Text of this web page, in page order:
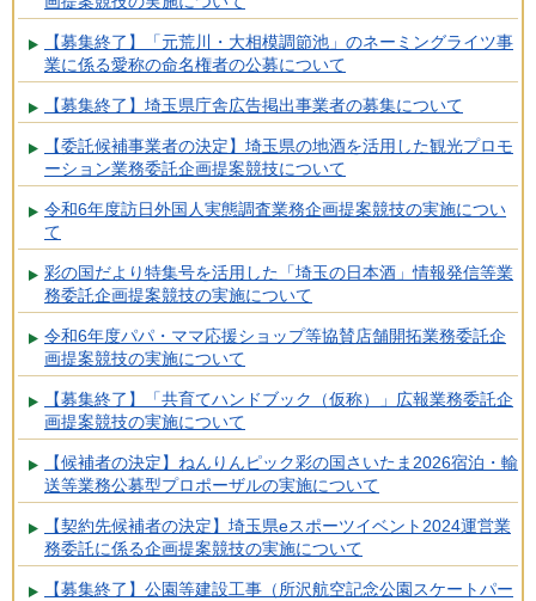
【募集終了】「元荒川・大相模調節池」のネーミングライツ事
業に係る愛称の命名権者の公募について
【募集終了】埼玉県庁舎広告掲出事業者の募集について
【委託候補事業者の決定】埼玉県の地酒を活用した観光プロモ
ーション業務委託企画提案競技について
令和6年度訪日外国人実態調査業務企画提案競技の実施につい
て
彩の国だより特集号を活用した「埼玉の日本酒」情報発信等業
務委託企画提案競技の実施について
令和6年度パパ・ママ応援ショップ等協賛店舗開拓業務委託企
画提案競技の実施について
【募集終了】「共育てハンドブック（仮称）」広報業務委託企
画提案競技の実施について
【候補者の決定】ねんりんピック彩の国さいたま2026宿泊・輸
送等業務公募型プロポーザルの実施について
【契約先候補者の決定】埼玉県eスポーツイベント2024運営業
務委託に係る企画提案競技の実施について
【募集終了】公園等建設工事（所沢航空記念公園スケートパー